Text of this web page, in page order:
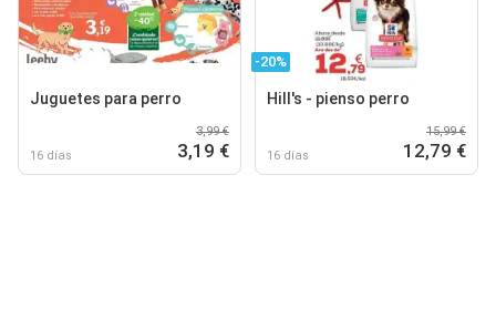
Juguetes para perro
16 días
3,99 €
3,19 €
-20%
Hill's - pienso perro
16 días
15,99 €
12,79 €